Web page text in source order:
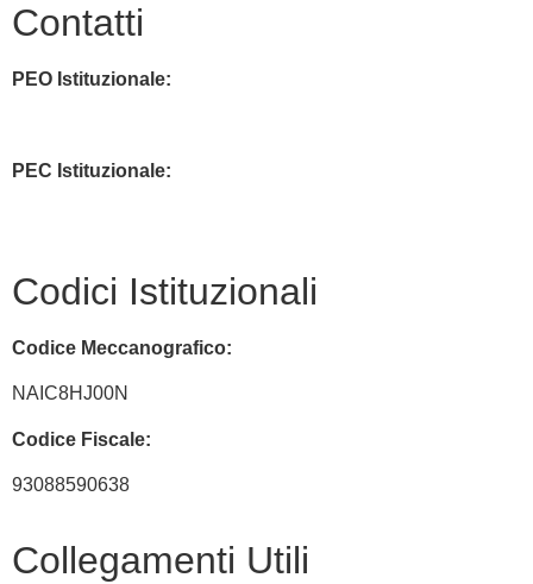
Contatti
PEO Istituzionale:
PEC Istituzionale:
Codici Istituzionali
Codice Meccanografico:
NAIC8HJ00N
Codice Fiscale:
93088590638
Collegamenti Utili